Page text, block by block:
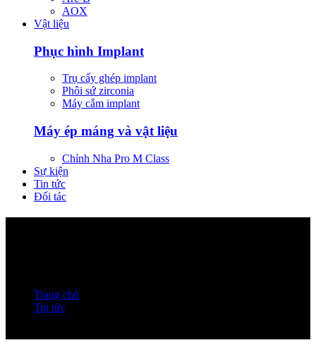
AOX
Vật liệu
Phục hình Implant
Trụ cấy ghép implant
Phôi sứ zirconia
Máy cắm implant
Máy ép máng và vật liệu
Chỉnh Nha Pro M Class
Sự kiện
Tin tức
Đối tác
Trang chủ
Tin tức